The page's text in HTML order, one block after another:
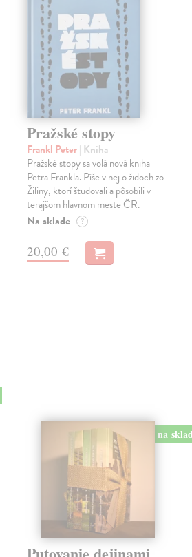
Pražské stopy
Frankl Peter| Kniha
Pražské stopy sa volá nová kniha
Petra Frankla. Píše v nej o židoch zo
Žiliny, ktorí študovali a pôsobili v
terajšom hlavnom meste ČR.
Na sklade ?
20,00 €
na